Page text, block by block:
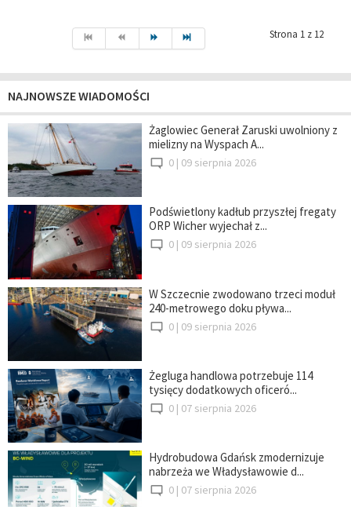
Strona 1 z 12
NAJNOWSZE WIADOMOŚCI
Żaglowiec Generał Zaruski uwolniony z
mielizny na Wyspach A...
0 | 09 sierpnia 2026
Podświetlony kadłub przyszłej fregaty
ORP Wicher wyjechał z...
0 | 09 sierpnia 2026
W Szczecnie zwodowano trzeci moduł
240-metrowego doku pływa...
0 | 09 sierpnia 2026
Żegluga handlowa potrzebuje 114
tysięcy dodatkowych oficeró...
0 | 07 sierpnia 2026
Hydrobudowa Gdańsk zmodernizuje
nabrzeża we Władysławowie d...
0 | 07 sierpnia 2026